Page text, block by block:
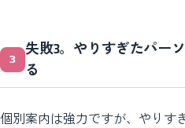
失敗3。やりすぎたパー
る
個別案内は強力ですが、やりす